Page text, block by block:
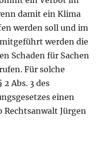
damit ein Klima
werden soll und im
werden die
Schaden für Sachen
Für solche
Abs. 3 des
einen
Jürgen